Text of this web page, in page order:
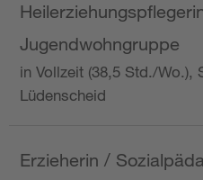
Jugendwohngruppe
in Vollzeit (38,5 Std./Wo.),
Lüdenscheid
Erzieherin /